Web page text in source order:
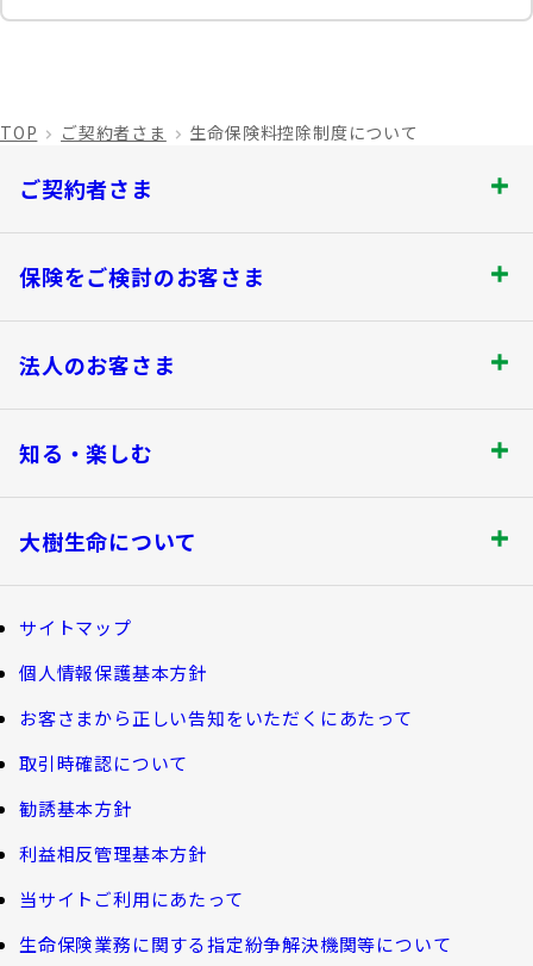
TOP ご契約者さま 生命保険料控除制度について
ご契約者さま
ご契約者さま トップ
お手続きのご案内
保険金・給付金のお支払いについて
契約内容の確認・変更
書類の再発行
満期保険金などのご請求
資金の引出し
保険料の払込み・貸付金のご返済
マイナンバーカードによるお手続き
その他のお手続き
ご契約者さま向けサービス
諸利率のお知らせ
保険をご検討のお客さま
保険をご検討のお客さま トップ
商品を選ぶ
探してみよう！あなたにぴったりな保険
生命保険商品一覧
損害保険商品
生命保険について知る
大樹あんしんナビゲーター
法人のお客さま
法人のお客さま トップ
各都道府県中小企業団体中央会の会員の
皆さま
福利厚生制度関連
福利厚生制度等
ガイドブック「団体保険における保険金・給付金
のご請求手続きとお支払いについて」
大樹 企業保険ダイレクトシステム（団体保険の
各種照会・お手続きサービス）
団体年金制度関連
団体年金制度
知る・楽しむ
知る・楽しむ トップ
大樹生命ブログ
お金について知る
公的保障試算ツール
相続税シミュレーション
教育費シミュレーター
長生き診断
大樹生命について
大樹生命について トップ
トップメッセージ
会社情報
業績案内
お客さま本位の業務運営
サステナビリティ経営
サイトマップ
個人情報保護基本方針
お客さまから正しい告知をいただくにあたって
取引時確認について
勧誘基本方針
利益相反管理基本方針
当サイトご利用にあたって
生命保険業務に関する指定紛争解決機関等について